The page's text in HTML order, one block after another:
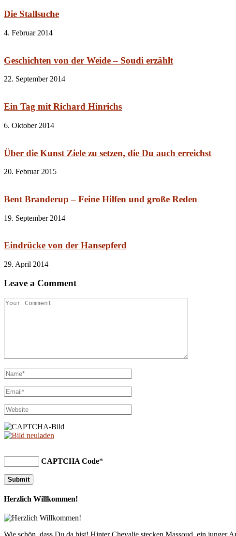
Die Stallsuche
4. Februar 2014
Geschichten von der Weide – Soudi erzählt
22. September 2014
Ein Tag mit Richard Hinrichs
6. Oktober 2014
Über die Kunst Ziele zu setzen, die Du auch erreichst
20. Februar 2015
Bent Branderup – Feine Hilfen und große Reden
19. September 2014
Eindrücke von der Hansepferd
29. April 2014
Leave a Comment
CAPTCHA Code*
Herzlich Willkommen!